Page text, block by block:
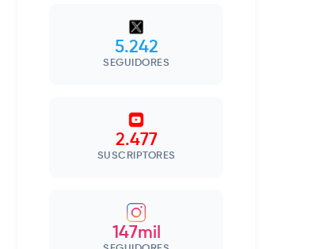
5.242
SEGUIDORES
2.477
SUSCRIPTORES
147mil